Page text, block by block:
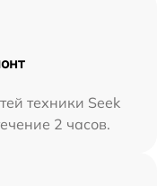
техники Seek
2 часов.